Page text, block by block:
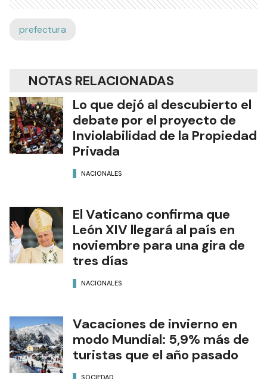
prefectura
NOTAS RELACIONADAS
Lo que dejó al descubierto el
debate por el proyecto de
Inviolabilidad de la Propiedad
Privada
NACIONALES
El Vaticano confirma que
León XIV llegará al país en
noviembre para una gira de
tres días
NACIONALES
Vacaciones de invierno en
modo Mundial: 5,9% más de
turistas que el año pasado
SOCIEDAD